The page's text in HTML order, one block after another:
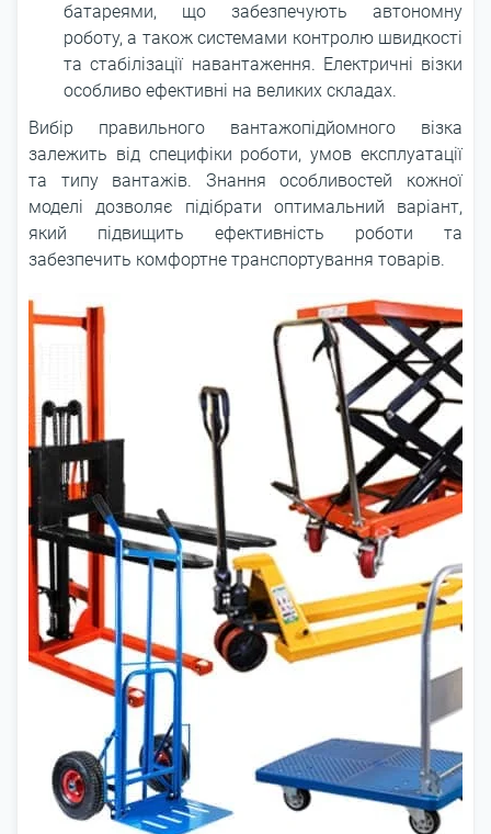
батареями, що забезпечують автономну
роботу, а також системами контролю швидкості
та стабілізації навантаження. Електричні візки
особливо ефективні на великих складах.
Вибір правильного вантажопідйомного візка
залежить від специфіки роботи, умов експлуатації
та типу вантажів. Знання особливостей кожної
моделі дозволяє підібрати оптимальний варіант,
який підвищить ефективність роботи та
забезпечить комфортне транспортування товарів.